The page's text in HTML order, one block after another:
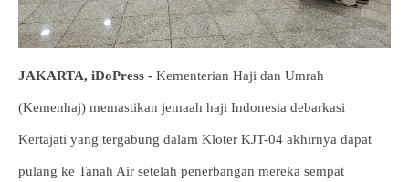
JAKARTA, iDoPress - Kementerian Haji dan Umrah
(Kemenhaj) memastikan jemaah haji Indonesia debarkasi
Kertajati yang tergabung dalam Kloter KJT-04 akhirnya dapat
pulang ke Tanah Air setelah penerbangan mereka sempat